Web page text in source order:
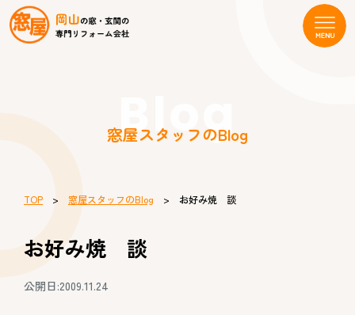
Blog
窓屋スタッフのBlog
TOP > 窓屋スタッフのBlog > お好み焼 談
お好み焼 談
公開日:2009.11.24